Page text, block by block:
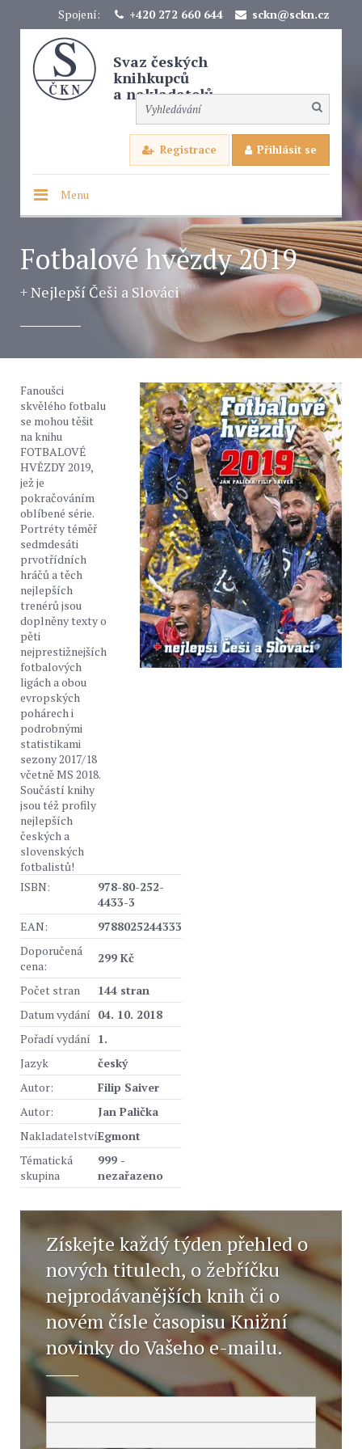
Spojení: +420 272 660 644 sckn@sckn.cz
Svaz českých
knihkupců
a nakladatelů
Registrace Přihlásit se
Menu
Fotbalové hvězdy 2019
+ Nejlepší Češi a Slováci
Fanoušci
skvělého fotbalu
se mohou těšit
na knihu
FOTBALOVÉ
HVĚZDY 2019,
jež je
pokračováním
oblíbené série.
Portréty téměř
sedmdesáti
prvotřídních
hráčů a těch
nejlepších
trenérů jsou
doplněny texty o
pěti
nejprestižnejších
fotbalových
ligách a obou
evropských
pohárech i
podrobnými
statistikami
sezony 2017/18
včetně MS 2018.
Součástí knihy
jsou též profily
nejlepších
českých a
slovenských
fotbalistů!
ISBN:
978-80-252-
4433-3
EAN:
9788025244333
Doporučená
cena:
299 Kč
Počet stran
144 stran
Datum vydání 04. 10. 2018
Pořadí vydání 1.
Jazyk
český
Autor:
Filip Saiver
Autor:
Jan Palička
NakladatelstvíEgmont
Tématická
skupina
999 -
nezařazeno
Získejte každý týden přehled o
nových titulech, o žebříčku
nejprodávanějších knih či o
novém čísle časopisu Knižní
novinky do Vašeho e-mailu.